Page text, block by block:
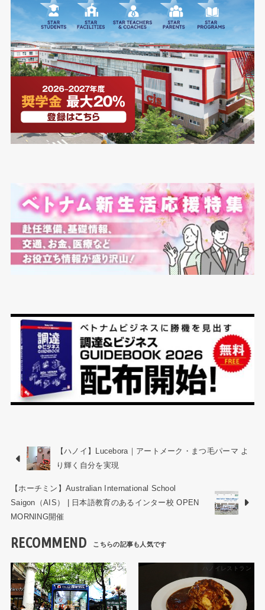
【ハノイ】Lucebora｜アートメーク・まつ毛パーマ よ
り輝く自分を実現
【ホーチミン】Australian International School
Saigon（AIS） | 日本語教育のあるインター校 OPEN
MORNING開催
RECOMMEND
HCMCレストラン ハノイレストラン